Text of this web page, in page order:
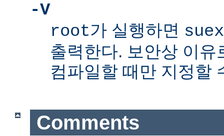
-V
root가 실행하면
출력한다. 보안상 이유
컴파일할 때만 지정할
Comments